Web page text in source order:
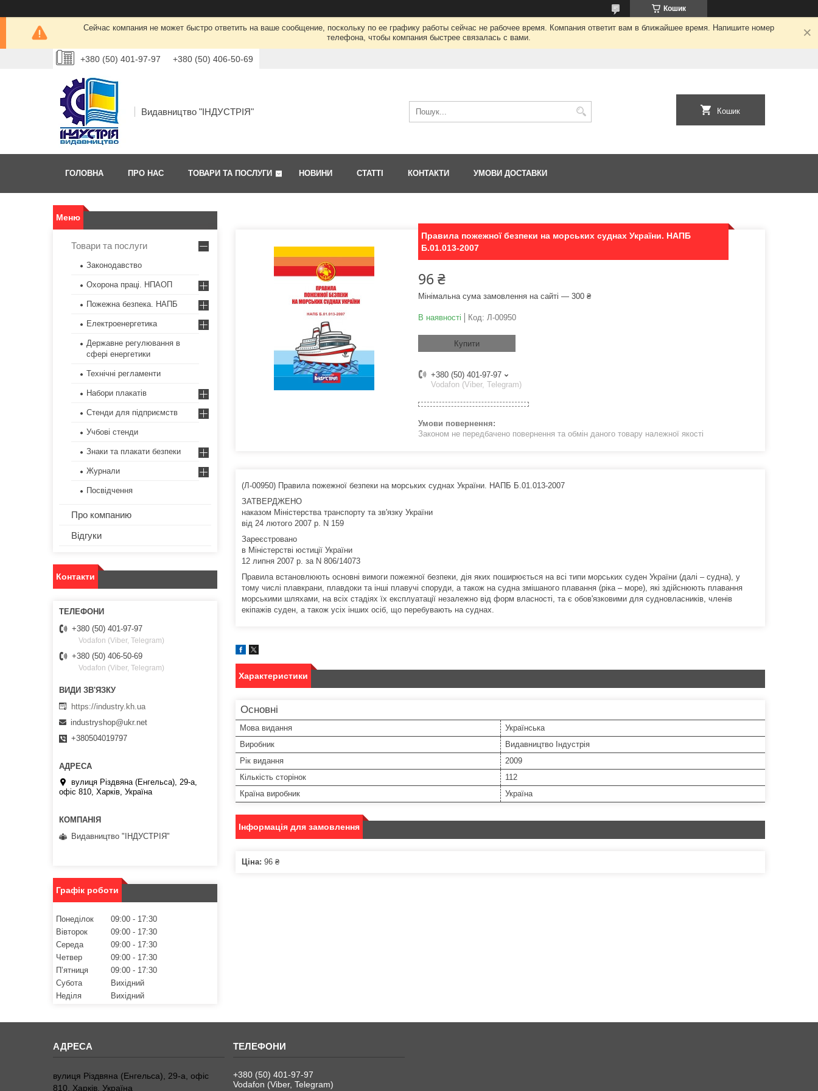
Кошик
Сейчас компания не может быстро ответить на ваше сообщение, поскольку по ее графику работы сейчас не рабочее время. Компания ответит вам в ближайшее время. Напишите номер
телефона, чтобы компания быстрее связалась с вами.
+380 (50) 401-97-97 +380 (50) 406-50-69
Видавництво "ІНДУСТРІЯ" Кошик
ГОЛОВНА ПРО НАС ТОВАРИ ТА ПОСЛУГИ НОВИНИ СТАТТІ КОНТАКТИ УМОВИ ДОСТАВКИ
Правила пожежної безпеки на морських суднах України. НАПБ
Б.01.013-2007
96 ₴
Мінімальна сума замовлення на сайті — 300 ₴
В наявності Код: Л-00950
Купити
+380 (50) 401-97-97
Vodafon (Viber, Telegram)
Законом не передбачено повернення та обмін даного товару належної якості
(Л-00950) Правила пожежної безпеки на морських суднах України. НАПБ Б.01.013-2007
ЗАТВЕРДЖЕНО
наказом Міністерства транспорту та зв'язку України
від 24 лютого 2007 р. N 159
Зареєстровано
в Міністерстві юстиції України
12 липня 2007 р. за N 806/14073
Правила встановлюють основні вимоги пожежної безпеки, дія яких поширюється на всі типи морських суден України (далі – судна), у
тому числі плавкрани, плавдоки та інші плавучі споруди, а також на судна змішаного плавання (ріка – море), які здійснюють плавання
морськими шляхами, на всіх стадіях їх експлуатації незалежно від форм власності, та є обов'язковими для судновласників, членів
екіпажів суден, а також усіх інших осіб, що перебувають на суднах.
Характеристики
Основні
Мова видання
Українська
Виробник
Видавництво Індустрія
Рік видання
2009
Кількість сторінок
112
Країна виробник
Україна
Інформація для замовлення
Ціна: 96 ₴
Товари та послуги
Законодавство
Охорона праці. НПАОП
Пожежна безпека. НАПБ
Електроенергетика
Державне регулювання в
сфері енергетики
Технічні регламенти
Набори плакатів
Стенди для підприємств
Учбові стенди
Знаки та плакати безпеки
Журнали
Посвідчення
Про компанию
Відгуки
Контакти
+380 (50) 401-97-97
Vodafon (Viber, Telegram)
+380 (50) 406-50-69
Vodafon (Viber, Telegram)
https://industry.kh.ua
industryshop@ukr.net
+380504019797
вулиця Різдвяна (Енгельса), 29-а,
офіс 810, Харків, Україна
Видавництво "ІНДУСТРІЯ"
Графік роботи
Понеділок 09:00
17:30
Вівторок
09:00
17:30
Середа
09:00
17:30
Четвер
09:00
17:30
Пʼятниця
09:00
17:30
Субота
Вихідний
Неділя
Вихідний
вулиця Різдвяна (Енгельса), 29-а, офіс
810, Харків, Україна
+380 (50) 401-97-97
Vodafon (Viber, Telegram)